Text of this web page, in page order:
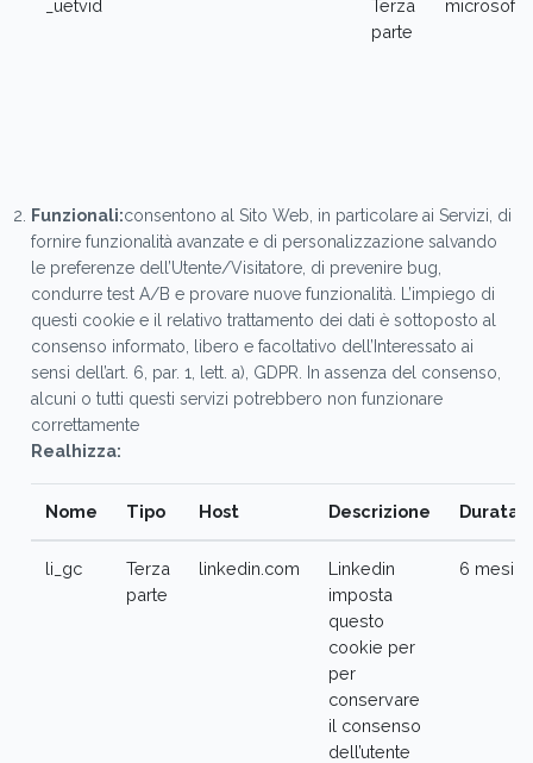
_uetvid
Terza
parte
Funzionali:consentono al Sito Web, in particolare ai Servizi, di
fornire funzionalità avanzate e di personalizzazione salvando
le preferenze dell’Utente/Visitatore, di prevenire bug,
condurre test A/B e provare nuove funzionalità. L’impiego di
questi cookie e il relativo trattamento dei dati è sottoposto al
consenso informato, libero e facoltativo dell’Interessato ai
sensi dell’art. 6, par. 1, lett. a), GDPR. In assenza del consenso,
alcuni o tutti questi servizi potrebbero non funzionare
correttamente
Realhizza:
Nome Tipo Host Descrizione Durata
li_gc
Terza
parte
linkedin.com
Linkedin
imposta
questo
cookie per
per
conservare
il consenso
dell’utente
6 mesi